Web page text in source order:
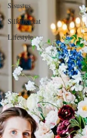
Sisustus
Silkkikukat
Lifestyle